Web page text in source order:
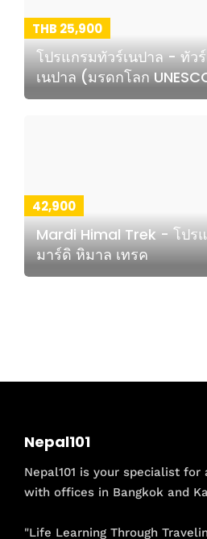
THB 25,900
โปรแกรมทัวร์เนปาล - ทัว
เนปาล (มรดกโลก
42,900
Mardi Himal Trek - โปร
มาร์ดิ หิมาล เทรค
Nepal101
Nepal101 is your specialist
with offices in Bangkok and
"Life Learning Through